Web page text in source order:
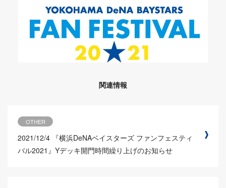
関連情報
OTHER
2021/12/4 『横浜DeNAベイスターズ ファンフェスティ
バル2021』Yデッキ開門時間繰り上げのお知らせ